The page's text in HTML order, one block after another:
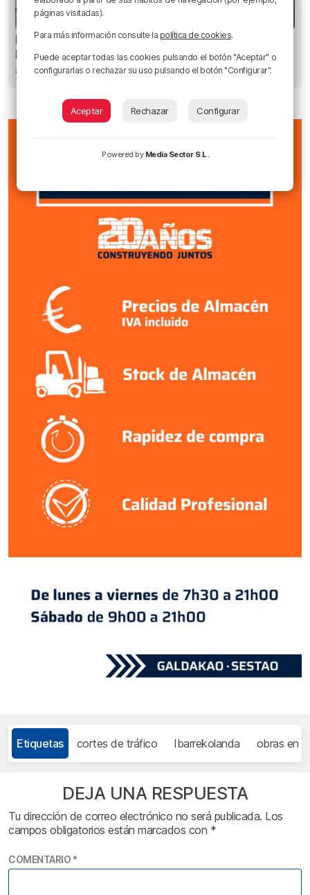
Planes para este fin de semana en Bilbao,
Bizkaia y alrededores: del 30 de julio al 2 de
agosto
Etiquetas cortes de tráfico Ibarrekolanda obras en
DEJA UNA RESPUESTA
Tu dirección de correo electrónico no será publicada. Los
campos obligatorios están marcados con *
COMENTARIO *
páginas visitadas).
Para más información consulte la política de cookies.
Puede aceptar todas las cookies pulsando el botón "Aceptar" o
configurarlas o rechazar su uso pulsando el botón "Configurar".
Aceptar Rechazar Configurar
Powered by Media Sector S.L.